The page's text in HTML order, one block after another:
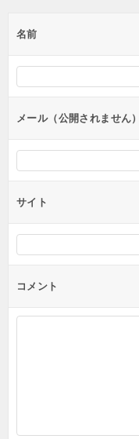
ー
シ
ョ
ン
名前
メール（公開されません）
サイト
コメント